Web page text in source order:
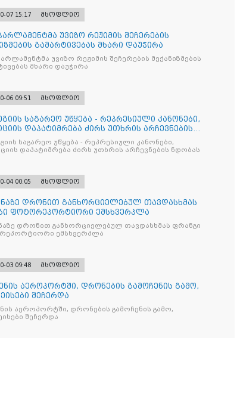
07 15:17 მსოფლიო
უვიზო რეჟიმის შეჩერების
გამარტივებას მხარი დაუჭირა
უვიზო რეჟიმის შეჩერების მექანიზმების
მხარი დაუჭირა
06 09:51 მსოფლიო
საგარეო უწყება - რეპრესიული კანონები,
დაპატიმრება ძირს უთხრის არჩევნების
საგარეო უწყება - რეპრესიული კანონები,
დაპატიმრება ძირს უთხრის არჩევნების ნდობას
04 00:05 მსოფლიო
დრონით განხორციელებულ თავდასხმას
ფოტორეპორტიორი ემსხვერპლა
დრონით განხორციელებულ თავდასხმას ფრანგი
ემსხვერპლა
03 09:48 მსოფლიო
აეროპორტში, დრონების გამოჩენის გამო,
შეჩერდა
აეროპორტში, დრონების გამოჩენის გამო,
შეჩერდა